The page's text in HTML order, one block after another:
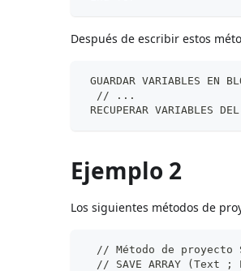
Después de escribir estos
GUARDAR VARIABLES
// ...
RECUPERAR VARIABLES
Ejemplo 2
Los siguientes métodos de
// Método de proyecto
// SAVE ARRAY (Text ;